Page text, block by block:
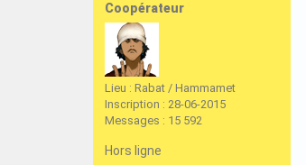
Coopérateur
Lieu : Rabat / Hammamet
Inscription : 28-06-2015
Messages : 15 592
Hors ligne